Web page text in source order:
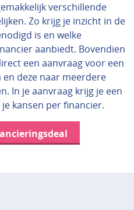
verschillende
Zo krijg je inzicht in de
is en welke
aanbiedt. Bovendien
een aanvraag voor een
deze naar meerdere
In je aanvraag krijg je een
kansen per financier.